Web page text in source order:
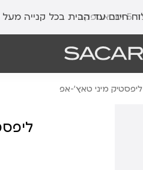
ליפסטיק מיני טאץ’-אפ